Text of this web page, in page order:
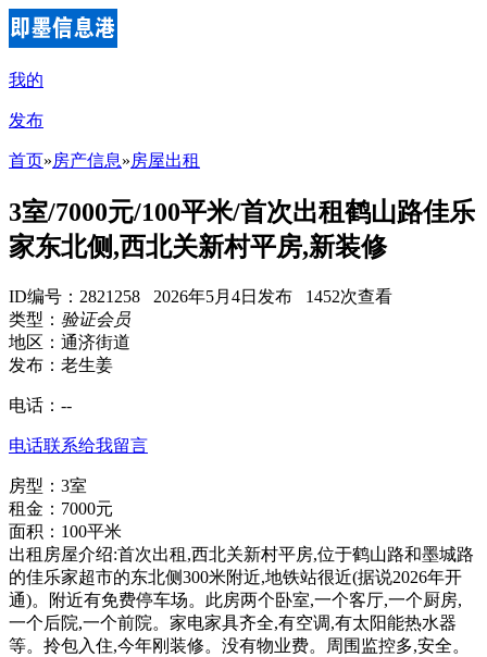
我的
发布
首页»房产信息»房屋出租
3室/7000元/100平米/首次出租鹤山路佳乐
家东北侧,西北关新村平房,新装修
ID编号：2821258 2026年5月4日发布 1452次查看
类型： 验证会员
地区：通济街道
发布：老生姜
电话： --
电话联系给我留言
房型：3室
租金：7000元
面积：100平米
出租房屋介绍:首次出租,西北关新村平房,位于鹤山路和墨城路
的佳乐家超市的东北侧300米附近,地铁站很近(据说2026年开
通)。附近有免费停车场。此房两个卧室,一个客厅,一个厨房,
一个后院,一个前院。家电家具齐全,有空调,有太阳能热水器
等。拎包入住,今年刚装修。没有物业费。周围监控多,安全。